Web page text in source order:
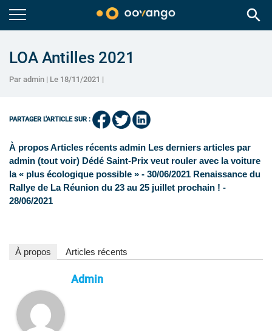
search
LOA Antilles 2021
Par admin | Le 18/11/2021 |
PARTAGER L'ARTICLE SUR :
À propos Articles récents admin Les derniers articles par
admin (tout voir) Dédé Saint-Prix veut rouler avec la voiture
la « plus écologique possible » - 30/06/2021 Renaissance du
Rallye de La Réunion du 23 au 25 juillet prochain ! -
28/06/2021
À propos Articles récents
Admin